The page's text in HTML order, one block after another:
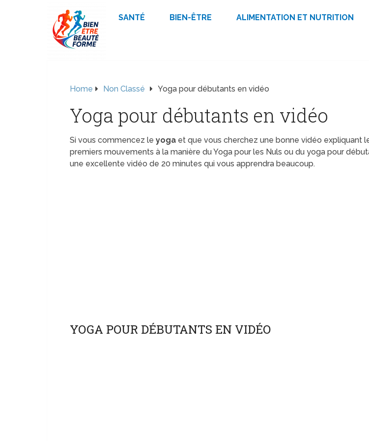
SANTÉ BIEN-ÊTRE ALIMENTATION ET NUTRITION
Home Non Classé Yoga pour débutants en vidéo
Yoga pour débutants en vidéo
Si vous commencez le yoga et que vous cherchez une bonne vidéo expliquant
premiers mouvements à la manière du Yoga pour les Nuls ou du yoga pour
une excellente vidéo de 20 minutes qui vous apprendra beaucoup.
YOGA POUR DÉBUTANTS EN VIDÉO